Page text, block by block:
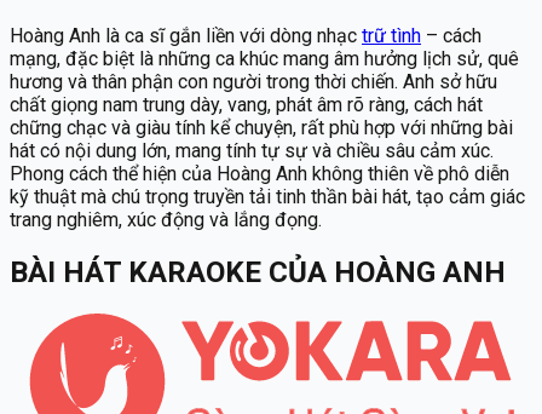
Hoàng Anh là ca sĩ gắn liền với dòng nhạc trữ tình – cách
mạng, đặc biệt là những ca khúc mang âm hưởng lịch sử, quê
hương và thân phận con người trong thời chiến. Anh sở hữu
chất giọng nam trung dày, vang, phát âm rõ ràng, cách hát
chững chạc và giàu tính kể chuyện, rất phù hợp với những bài
hát có nội dung lớn, mang tính tự sự và chiều sâu cảm xúc.
Phong cách thể hiện của Hoàng Anh không thiên về phô diễn
kỹ thuật mà chú trọng truyền tải tinh thần bài hát, tạo cảm giác
trang nghiêm, xúc động và lắng đọng.
BÀI HÁT KARAOKE CỦA HOÀNG ANH